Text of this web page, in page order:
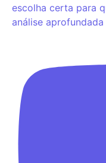
escolha certa para
análise